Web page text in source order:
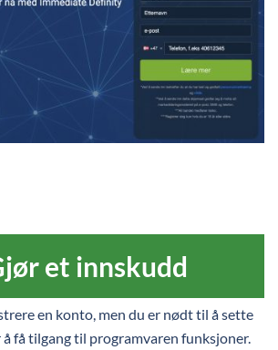
et innskudd
en konto, men du er nødt til å sette
få tilgang til programvaren funksjoner.